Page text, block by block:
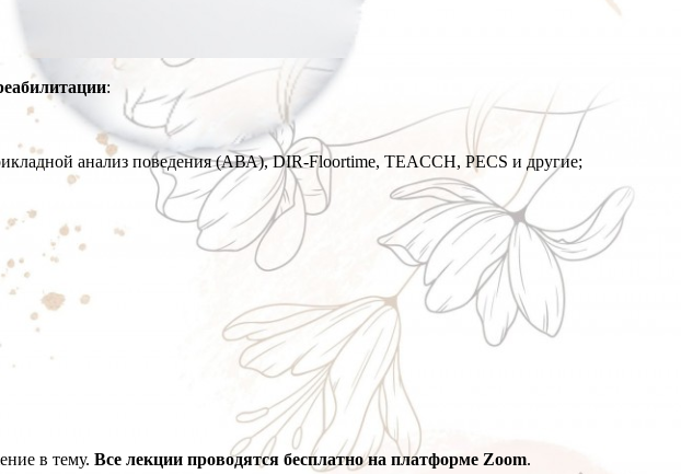
:
анализ поведения (АВА), DIR-Floortime, TEACCH, PECS и другие;
в тему. Все лекции проводятся бесплатно на платформе Zoom.